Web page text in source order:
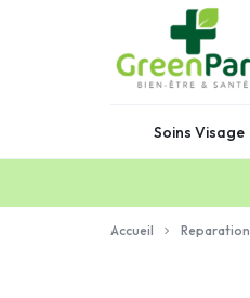
GREENPARA
Parapharmacie
Maroc
Soins Visage
Accueil Reparation